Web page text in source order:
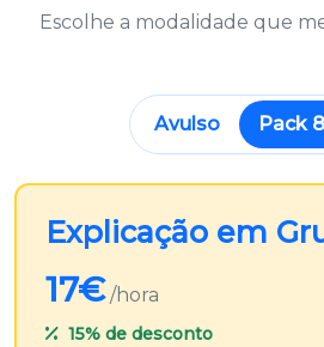
Escolhe a modalidade que
Avulso Pack
Explicação em
17€ /hora
15% de desconto